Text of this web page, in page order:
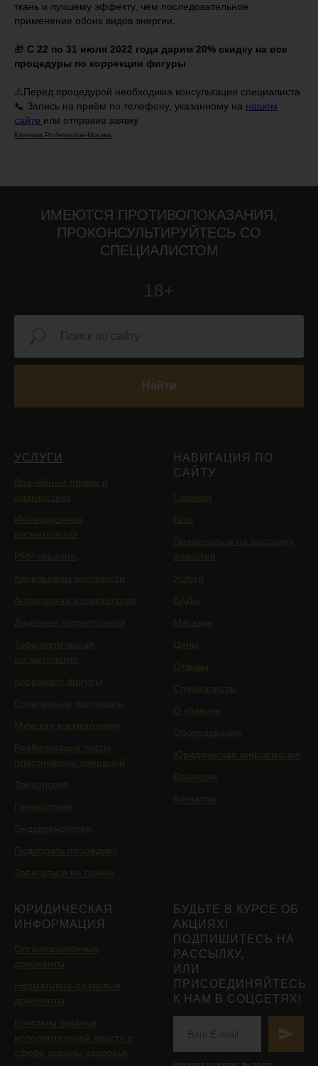
ткань и лучшему эффекту, чем последовательное
применение обоих видов энергии.
🎁 С 22 по 31 июля 2022 года дарим 20% скидку на все
процедуры по коррекции фигуры
⚠️Перед процедурой необходима консультация специалиста
📞 Запись на приём по телефону, указанному на нашем
сайте или отправив заявку
Клиника Professional-Москва
ИМЕЮТСЯ ПРОТИВОПОКАЗАНИЯ,
ПРОКОНСУЛЬТИРУЙТЕСЬ СО
СПЕЦИАЛИСТОМ
18+
Найти
УСЛУГИ
Врачебный прием и
диагностика
Инъекционная
косметология
PRP-терапия
Капельницы молодости
Аппаратная косметология
Лазерная косметология
Терапевтическая
косметология
Коррекция фигуры
Сочетанные протоколы
Мужская косметология
Реабилитация после
пластических операций
Трихология
Гинекология
Эндокринология
Подобрать процедуру
Записаться на приём
НАВИГАЦИЯ ПО
САЙТУ
Главная
Блог
Подписаться на рассылку
новостей
Услуги
БАДы
Магазин
Цены
Отзывы
Специалисты
О клинике
Оборудование
Юридическая информация
Вакансии
Контакты
ЮРИДИЧЕСКАЯ
ИНФОРМАЦИЯ
Организационные
документы
Нормативно-правовые
документы
Контакты органов
исполнительной власти в
сфере охраны здоровья
БУДЬТЕ В КУРСЕ ОБ
АКЦИЯХ!
ПОДПИШИТЕСЬ НА
РАССЫЛКУ,
ИЛИ
ПРИСОЕДИНЯЙТЕСЬ
К НАМ В СОЦСЕТЯХ!
Нажимая на кнопку, вы даете